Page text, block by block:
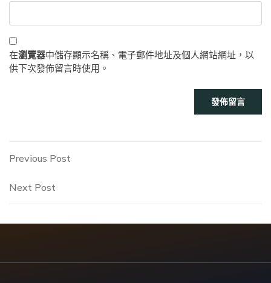
在瀏覽器中儲存顯示名稱、電子郵件地址及個人網站網址，以
供下次發佈留言時使用。
文
章
覽
Previous
Previous Post
Next
Next Post